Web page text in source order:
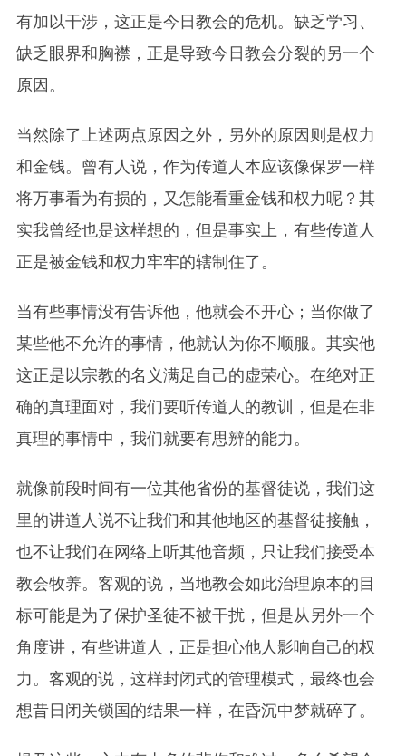
有加以干涉，这正是今日教会的危机。缺乏学习、
缺乏眼界和胸襟，正是导致今日教会分裂的另一个
原因。
当然除了上述两点原因之外，另外的原因则是权力
和金钱。曾有人说，作为传道人本应该像保罗一样
将万事看为有损的，又怎能看重金钱和权力呢？其
实我曾经也是这样想的，但是事实上，有些传道人
正是被金钱和权力牢牢的辖制住了。
当有些事情没有告诉他，他就会不开心；当你做了
某些他不允许的事情，他就认为你不顺服。其实他
这正是以宗教的名义满足自己的虚荣心。在绝对正
确的真理面对，我们要听传道人的教训，但是在非
真理的事情中，我们就要有思辨的能力。
就像前段时间有一位其他省份的基督徒说，我们这
里的讲道人说不让我们和其他地区的基督徒接触，
也不让我们在网络上听其他音频，只让我们接受本
教会牧养。客观的说，当地教会如此治理原本的目
标可能是为了保护圣徒不被干扰，但是从另外一个
角度讲，有些讲道人，正是担心他人影响自己的权
力。客观的说，这样封闭式的管理模式，最终也会
想昔日闭关锁国的结果一样，在昏沉中梦就碎了。